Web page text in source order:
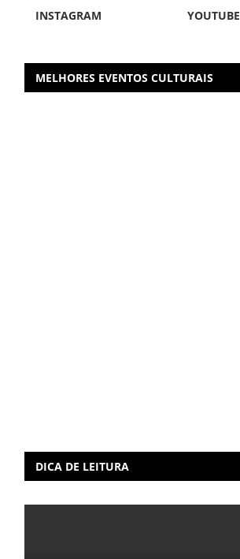
INSTAGRAM
YOUTUBE
MELHORES EVENTOS CULTURAIS
DICA DE LEITURA